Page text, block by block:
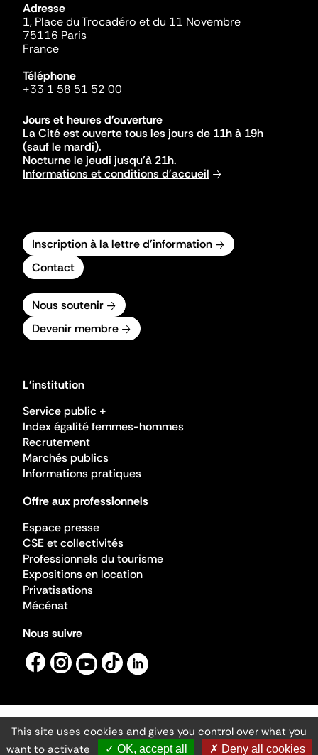
Adresse
1, Place du Trocadéro et du 11 Novembre
75116 Paris
France
Téléphone
+33 1 58 51 52 00
Jours et heures d'ouverture
La Cité est ouverte tous les jours de 11h à 19h
(sauf le mardi).
Nocturne le jeudi jusqu'à 21h.
Informations et conditions d'accueil
Inscription à la lettre d'information
Contact
Nous soutenir
Devenir membre
L'institution
Service public +
Index égalité femmes-hommes
Recrutement
Marchés publics
Informations pratiques
Offre aux professionnels
Espace presse
CSE et collectivités
Professionnels du tourisme
Expositions en location
Privatisations
Mécénat
Nous suivre
Mentions légales
Gestion des cookies
Accessibilité numérique
This site uses cookies and gives you control over what you
want to activate
✓ OK, accept all ✗ Deny all cookies